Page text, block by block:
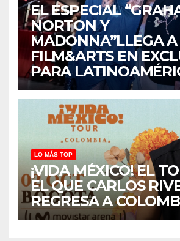
EL ESPECIAL
NORTON Y
MADONNA”LLEGA A
FILM&ARTS EN
PARA
LO MÁS TOP
¡VIDA MÉXICO! EL
EL QUE CARLOS
REGRESA A